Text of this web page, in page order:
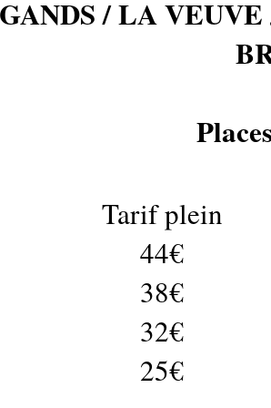
/ LA
Tarif plein
44€
38€
32€
25€